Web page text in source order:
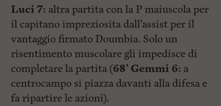
Luci 7: altra partita con la P maiuscola per
il capitano impreziosita dall’assist per il
vantaggio firmato Doumbia. Solo un
risentimento muscolare gli impedisce di
completare la partita (68’ Gemmi 6: a
centrocampo si piazza davanti alla difesa e
fa ripartire le azioni).